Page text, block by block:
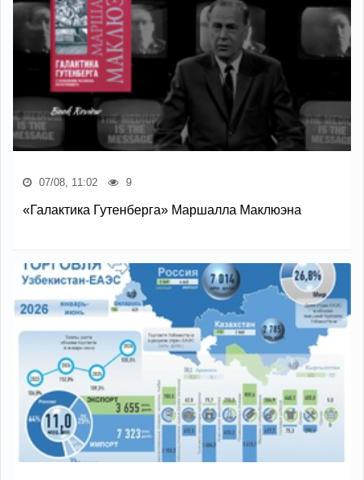
07/08, 11:02 9
«Галактика Гутенберга» Маршалла Маклюэна